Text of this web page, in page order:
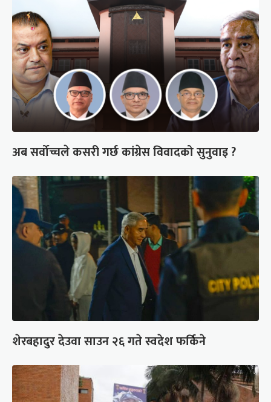
अब सर्वोच्चले कसरी गर्छ कांग्रेस विवादको सुनुवाइ ?
शेरबहादुर देउवा साउन २६ गते स्वदेश फर्किने